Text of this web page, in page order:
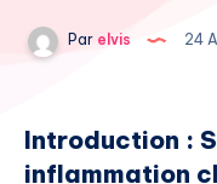
Par elvis 24
Introduction :
inflammation